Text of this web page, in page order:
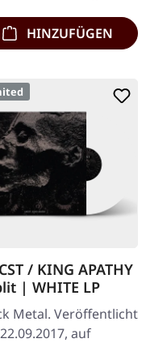
HINZUFÜGEN
/ KING APATHY
| WHITE LP
Metal. Veröffentlicht
auf